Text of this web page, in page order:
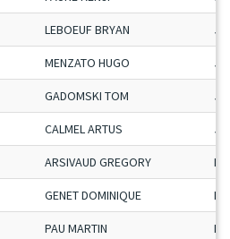
LEBOEUF BRYAN
MENZATO HUGO
GADOMSKI TOM
CALMEL ARTUS
ARSIVAUD GREGORY
GENET DOMINIQUE
PAU MARTIN